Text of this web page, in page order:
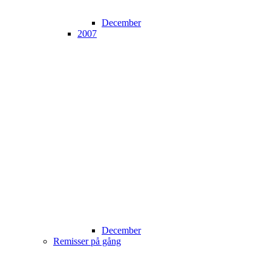
December
2007
December
Remisser på gång